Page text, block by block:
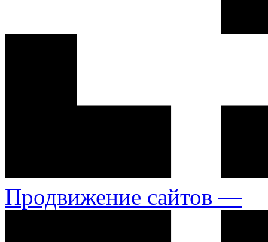
Продвижение сайтов —